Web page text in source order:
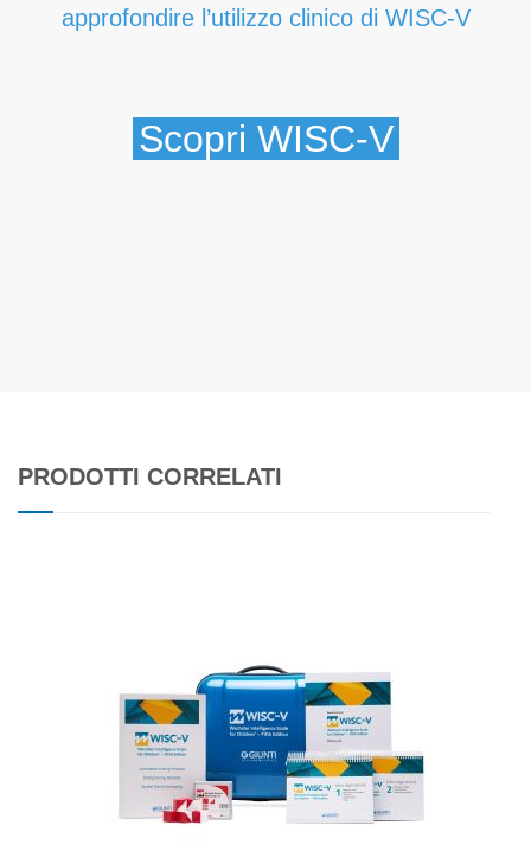
approfondire l’utilizzo clinico di WISC-V
Scopri WISC-V
PRODOTTI CORRELATI